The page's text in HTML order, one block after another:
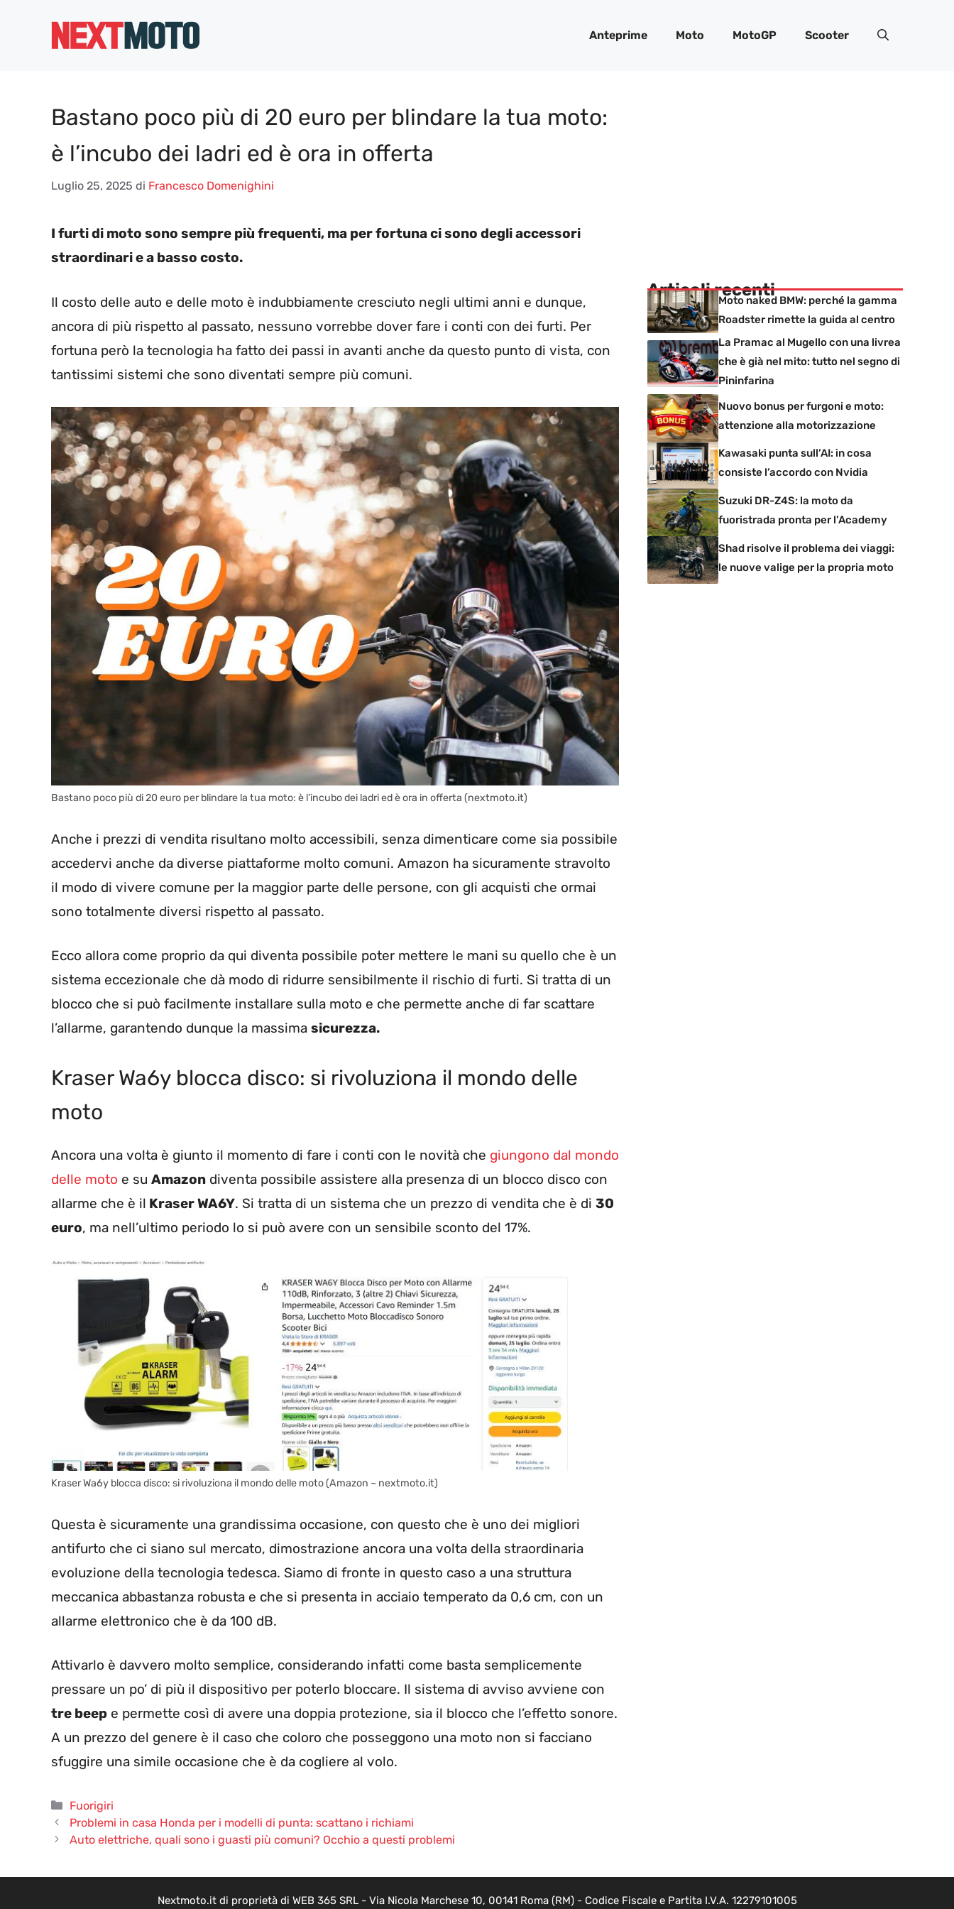
Anteprime Moto MotoGP Scooter
Bastano poco più di 20 euro per blindare la tua moto:
è l’incubo dei ladri ed è ora in offerta
Luglio 25, 2025 di Francesco Domenighini
I furti di moto sono sempre più frequenti, ma per fortuna ci sono degli accessori
straordinari e a basso costo.
Il costo delle auto e delle moto è indubbiamente cresciuto negli ultimi anni e dunque,
ancora di più rispetto al passato, nessuno vorrebbe dover fare i conti con dei furti. Per
fortuna però la tecnologia ha fatto dei passi in avanti anche da questo punto di vista, con
tantissimi sistemi che sono diventati sempre più comuni.
Bastano poco più di 20 euro per blindare la tua moto: è l’incubo dei ladri ed è ora in offerta (nextmoto.it)
Anche i prezzi di vendita risultano molto accessibili, senza dimenticare come sia possibile
accedervi anche da diverse piattaforme molto comuni. Amazon ha sicuramente stravolto
il modo di vivere comune per la maggior parte delle persone, con gli acquisti che ormai
sono totalmente diversi rispetto al passato.
Ecco allora come proprio da qui diventa possibile poter mettere le mani su quello che è un
sistema eccezionale che dà modo di ridurre sensibilmente il rischio di furti. Si tratta di un
blocco che si può facilmente installare sulla moto e che permette anche di far scattare
l’allarme, garantendo dunque la massima sicurezza.
Kraser Wa6y blocca disco: si rivoluziona il mondo delle
moto
Ancora una volta è giunto il momento di fare i conti con le novità che giungono dal mondo
delle moto e su Amazon diventa possibile assistere alla presenza di un blocco disco con
allarme che è il Kraser WA6Y. Si tratta di un sistema che un prezzo di vendita che è di 30
euro, ma nell’ultimo periodo lo si può avere con un sensibile sconto del 17%.
Kraser Wa6y blocca disco: si rivoluziona il mondo delle moto (Amazon – nextmoto.it)
Questa è sicuramente una grandissima occasione, con questo che è uno dei migliori
antifurto che ci siano sul mercato, dimostrazione ancora una volta della straordinaria
evoluzione della tecnologia tedesca. Siamo di fronte in questo caso a una struttura
meccanica abbastanza robusta e che si presenta in acciaio temperato da 0,6 cm, con un
allarme elettronico che è da 100 dB.
Attivarlo è davvero molto semplice, considerando infatti come basta semplicemente
pressare un po’ di più il dispositivo per poterlo bloccare. Il sistema di avviso avviene con
tre beep e permette così di avere una doppia protezione, sia il blocco che l’effetto sonore.
A un prezzo del genere è il caso che coloro che posseggono una moto non si facciano
sfuggire una simile occasione che è da cogliere al volo.
Categorie
Fuorigiri
Problemi in casa Honda per i modelli di punta: scattano i richiami
Auto elettriche, quali sono i guasti più comuni? Occhio a questi problemi
Articoli recenti
Moto naked BMW: perché la gamma
Roadster rimette la guida al centro
La Pramac al Mugello con una livrea
che è già nel mito: tutto nel segno di
Pininfarina
Nuovo bonus per furgoni e moto:
attenzione alla motorizzazione
Kawasaki punta sull’AI: in cosa
consiste l’accordo con Nvidia
Suzuki DR-Z4S: la moto da
fuoristrada pronta per l’Academy
Shad risolve il problema dei viaggi:
le nuove valige per la propria moto
Nextmoto.it di proprietà di WEB 365 SRL - Via Nicola Marchese 10, 00141 Roma (RM) - Codice Fiscale e Partita I.V.A. 12279101005